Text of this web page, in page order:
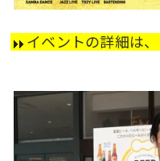
イベントの詳細は、